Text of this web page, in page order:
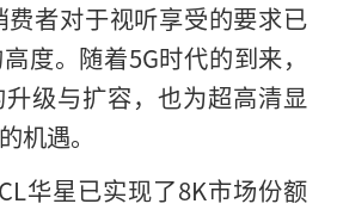
费者对于视听享受的要求已
度。随着5G时代的到来，
级与扩容，也为超高清显
机遇。
华星已实现了8K市场份额